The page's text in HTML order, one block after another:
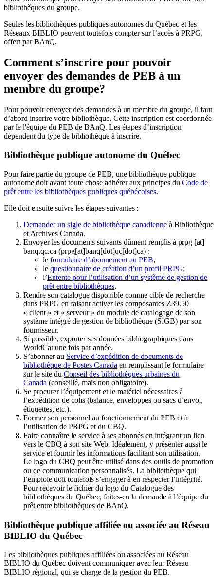
bibliothèques du groupe.
Seules les bibliothèques publiques autonomes du Québec et les
Réseaux BIBLIO peuvent toutefois compter sur l’accès à PRPG,
offert par BAnQ.
Comment s’inscrire pour pouvoir
envoyer des demandes de PEB à un
membre du groupe?
Pour pouvoir envoyer des demandes à un membre du groupe, il faut
d’abord inscrire votre bibliothèque. Cette inscription est coordonnée
par le l'équipe du PEB de BAnQ. Les étapes d’inscription
dépendent du type de bibliothèque à inscrire.
Bibliothèque publique autonome du Québec
Pour faire partie du groupe de PEB, une bibliothèque publique
autonome doit avant toute chose adhérer aux principes du Code de
prêt entre les bibliothèques publiques québécoises.
Elle doit ensuite suivre les étapes suivantes :
Demander un sigle de bibliothèque canadienne à Bibliothèque
et Archives Canada.
Envoyer les documents suivants dûment remplis à prpg [at]
banq.qc.ca (prpg[at]banq[dot]qc[dot]ca) :
le formulaire d’abonnement au PEB;
le questionnaire de création d’un profil PRPG;
l’Entente pour l’utilisation d’un système de gestion de
prêt entre bibliothèques.
Rendre son catalogue disponible comme cible de recherche
dans PRPG en faisant activer les composantes Z39.50
« client » et « serveur » du module de catalogage de son
système intégré de gestion de bibliothèque (SIGB) par son
fournisseur.
Si possible, exporter ses données bibliographiques dans
WorldCat une fois par année.
S’abonner au Service d’expédition de documents de
bibliothèque de Postes Canada en remplissant le formulaire
sur le site du Conseil des bibliothèques urbaines du
Canada (conseillé, mais non obligatoire).
Se procurer l’équipement et le matériel nécessaires à
l’expédition de colis (balance, enveloppes ou sacs d’envoi,
étiquettes, etc.).
Former son personnel au fonctionnement du PEB et à
l’utilisation de PRPG et du CBQ.
Faire connaître le service à ses abonnés en intégrant un lien
vers le CBQ à son site Web. Idéalement, y présenter aussi le
service et fournir les informations facilitant son utilisation.
Le logo du CBQ peut être utilisé dans des outils de promotion
ou de communication personnalisés. La bibliothèque qui
l’emploie doit toutefois s’engager à en respecter l’intégrité.
Pour recevoir le fichier du logo du Catalogue des
bibliothèques du Québec, faites-en la demande à l’équipe du
prêt entre bibliothèques de BAnQ.
Bibliothèque publique affiliée ou associée au Réseau
BIBLIO du Québec
Les bibliothèques publiques affiliées ou associées au Réseau
BIBLIO du Québec doivent communiquer avec leur Réseau
BIBLIO régional, qui se charge de la gestion du PEB.